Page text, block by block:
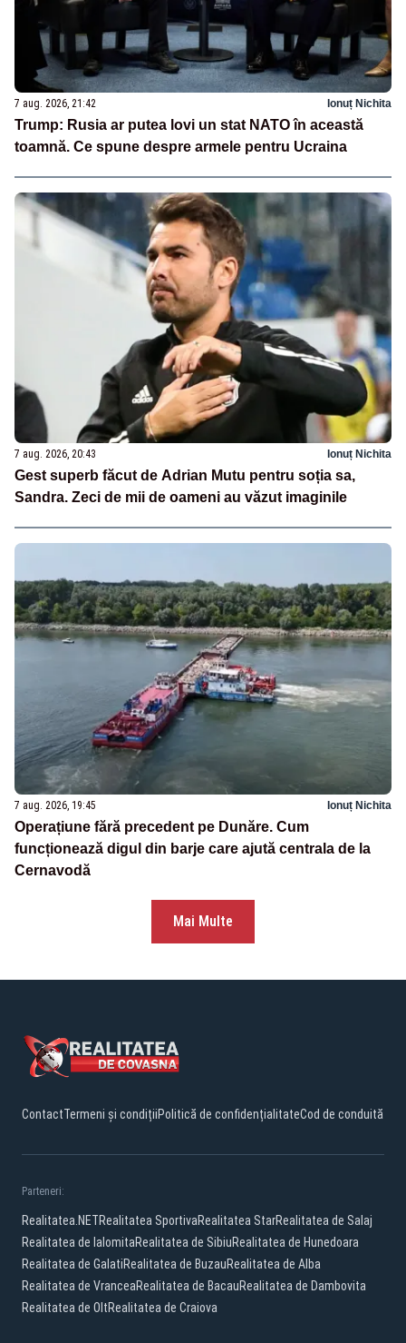
7 aug. 2026, 21:42 Ionuț Nichita
Trump: Rusia ar putea lovi un stat NATO în această
toamnă. Ce spune despre armele pentru Ucraina
7 aug. 2026, 20:43 Ionuț Nichita
Gest superb făcut de Adrian Mutu pentru soția sa,
Sandra. Zeci de mii de oameni au văzut imaginile
7 aug. 2026, 19:45 Ionuț Nichita
Operațiune fără precedent pe Dunăre. Cum
funcționează digul din barje care ajută centrala de la
Cernavodă
Mai Multe
ContactTermeni și condițiiPolitică de confidențialitateCod de conduită
Parteneri:
Realitatea.NETRealitatea SportivaRealitatea StarRealitatea de Salaj
Realitatea de IalomitaRealitatea de SibiuRealitatea de Hunedoara
Realitatea de GalatiRealitatea de BuzauRealitatea de Alba
Realitatea de VranceaRealitatea de BacauRealitatea de Dambovita
Realitatea de OltRealitatea de Craiova